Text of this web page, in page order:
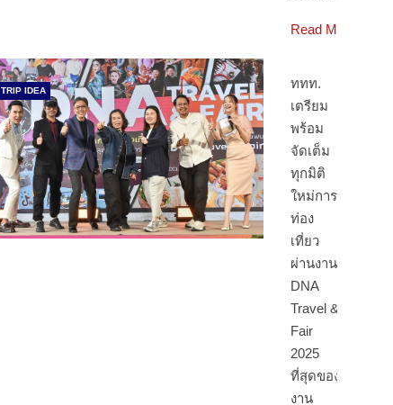
Read More
TRIP IDEA
ททท.
เตรียม
พร้อม
จัดเต็ม
ทุกมิติ
ใหม่การ
ท่อง
เที่ยว
ผ่านงาน
DNA
Travel &
Fair
2025
ที่สุดของ
งาน